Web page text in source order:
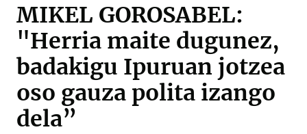
MIKEL GOROSABEL:
"Herria maite dugunez,
badakigu Ipuruan jotzea
oso gauza polita izango
dela”